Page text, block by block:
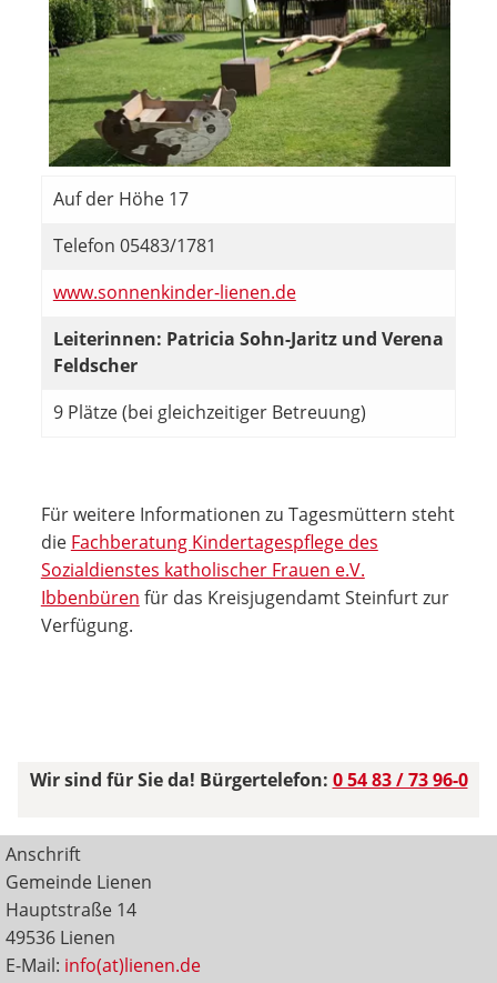
Auf der Höhe 17
Telefon 05483/1781
www.sonnenkinder-lienen.de
Leiterinnen: Patricia Sohn-Jaritz und Verena
Feldscher
9 Plätze (bei gleichzeitiger Betreuung)
Für weitere Informationen zu Tagesmüttern steht
die Fachberatung Kindertagespflege des
Sozialdienstes katholischer Frauen e.V.
Ibbenbüren für das Kreisjugendamt Steinfurt zur
Verfügung.
Wir sind für Sie da! Bürgertelefon: 0 54 83 / 73 96-0
Anschrift
Gemeinde Lienen
Hauptstraße 14
49536 Lienen
E-Mail: info(at)lienen.de